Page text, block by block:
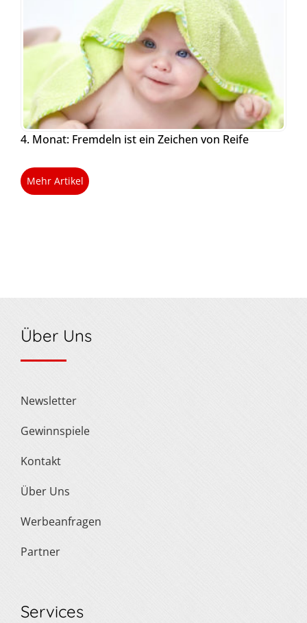
4. Monat: Fremdeln ist ein Zeichen von Reife
Mehr Artikel
Über Uns
Newsletter
Gewinnspiele
Kontakt
Über Uns
Werbeanfragen
Partner
Services